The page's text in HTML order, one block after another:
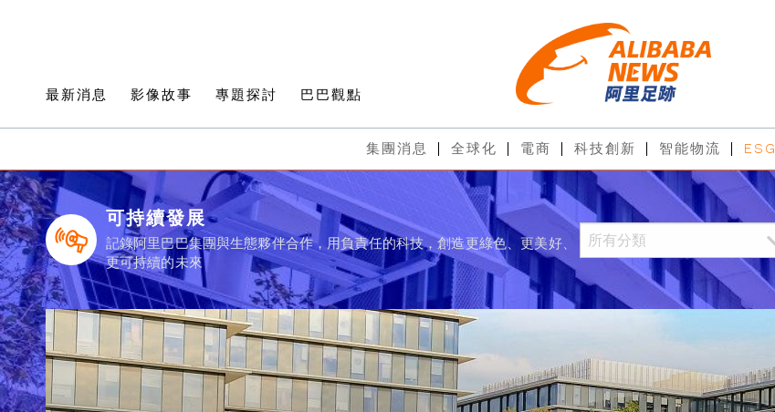
最新消息 影像故事 專題探討 巴巴觀點
集團消息 全球化 電商 科技創新 智能物流 ESG
可持續發展
記錄阿里巴巴集團與生態夥伴合作，用負責任的科技，創造更綠色、更美好、
更可持續的未來